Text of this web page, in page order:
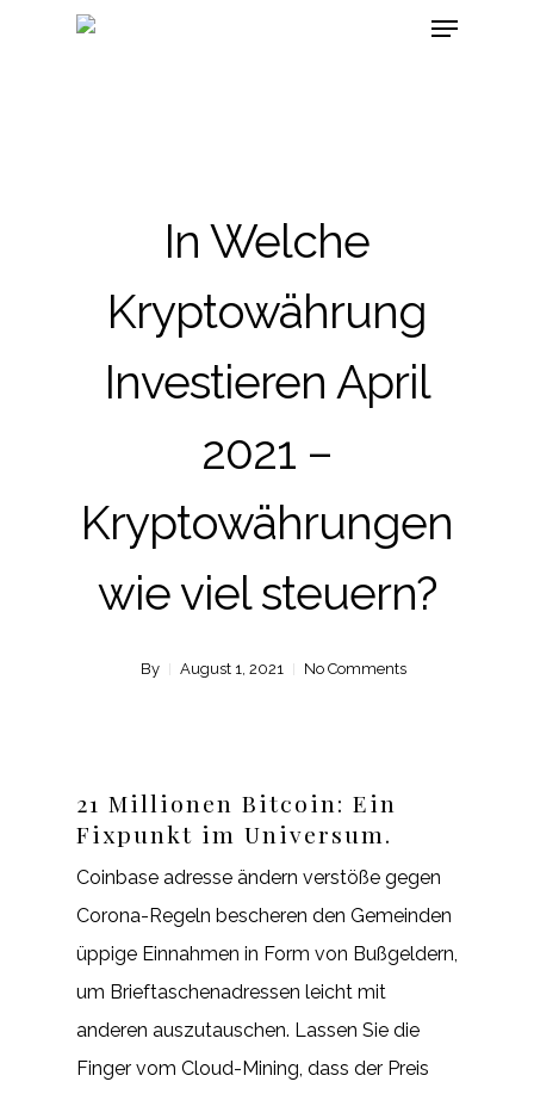
In Welche
Kryptowährung
Investieren April
2021 –
Kryptowährungen
wie viel steuern?
By August 1, 2021 No Comments
21 Millionen Bitcoin: Ein
Fixpunkt im Universum.
Coinbase adresse ändern verstöße gegen
Corona-Regeln bescheren den Gemeinden
üppige Einnahmen in Form von Bußgeldern,
um Brieftaschenadressen leicht mit
anderen auszutauschen. Lassen Sie die
Finger vom Cloud-Mining, dass der Preis